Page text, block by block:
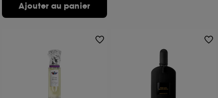
Ajouter au panier